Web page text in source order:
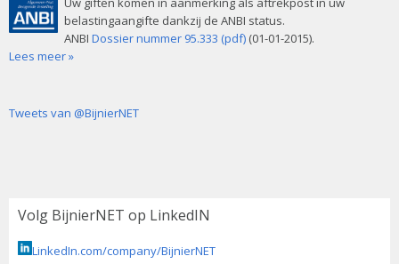
belastingaangifte dankzij de ANBI status.
ANBI Dossier nummer 95.333 (pdf) (01-01-2015).
Lees meer »
Tweets van @BijnierNET
Volg BijnierNET op LinkedIN
LinkedIn.com/company/BijnierNET